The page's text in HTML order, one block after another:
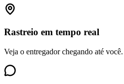
Rastreio em tempo real
Veja o entregador chegando até você.